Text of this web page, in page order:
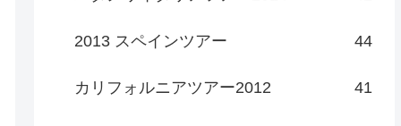
2013 スペインツアー 44
カリフォルニアツアー2012 41